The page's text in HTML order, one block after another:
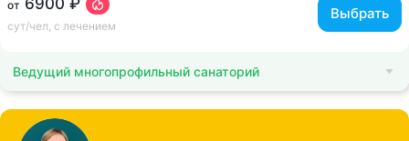
от
сут/чел, с лечением
Выбрать
Ведущий многопрофильный санаторий